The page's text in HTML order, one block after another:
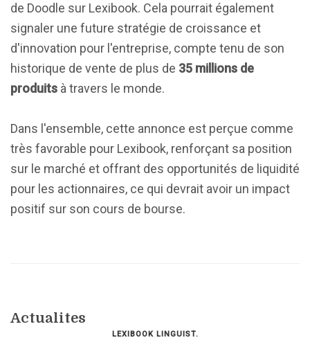
de Doodle sur Lexibook. Cela pourrait également
signaler une future stratégie de croissance et
d'innovation pour l'entreprise, compte tenu de son
historique de vente de plus de 35 millions de
produits à travers le monde.
Dans l'ensemble, cette annonce est perçue comme
très favorable pour Lexibook, renforçant sa position
sur le marché et offrant des opportunités de liquidité
pour les actionnaires, ce qui devrait avoir un impact
positif sur son cours de bourse.
Actualites
LEXIBOOK LINGUIST.